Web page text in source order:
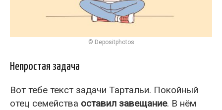
© Depositphotos
Непростая задача
Вот тебе текст задачи Тартальи. Покойный
отец семейства оставил завещание. В нём